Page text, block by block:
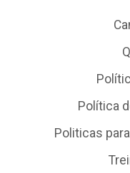
Política
Politicas